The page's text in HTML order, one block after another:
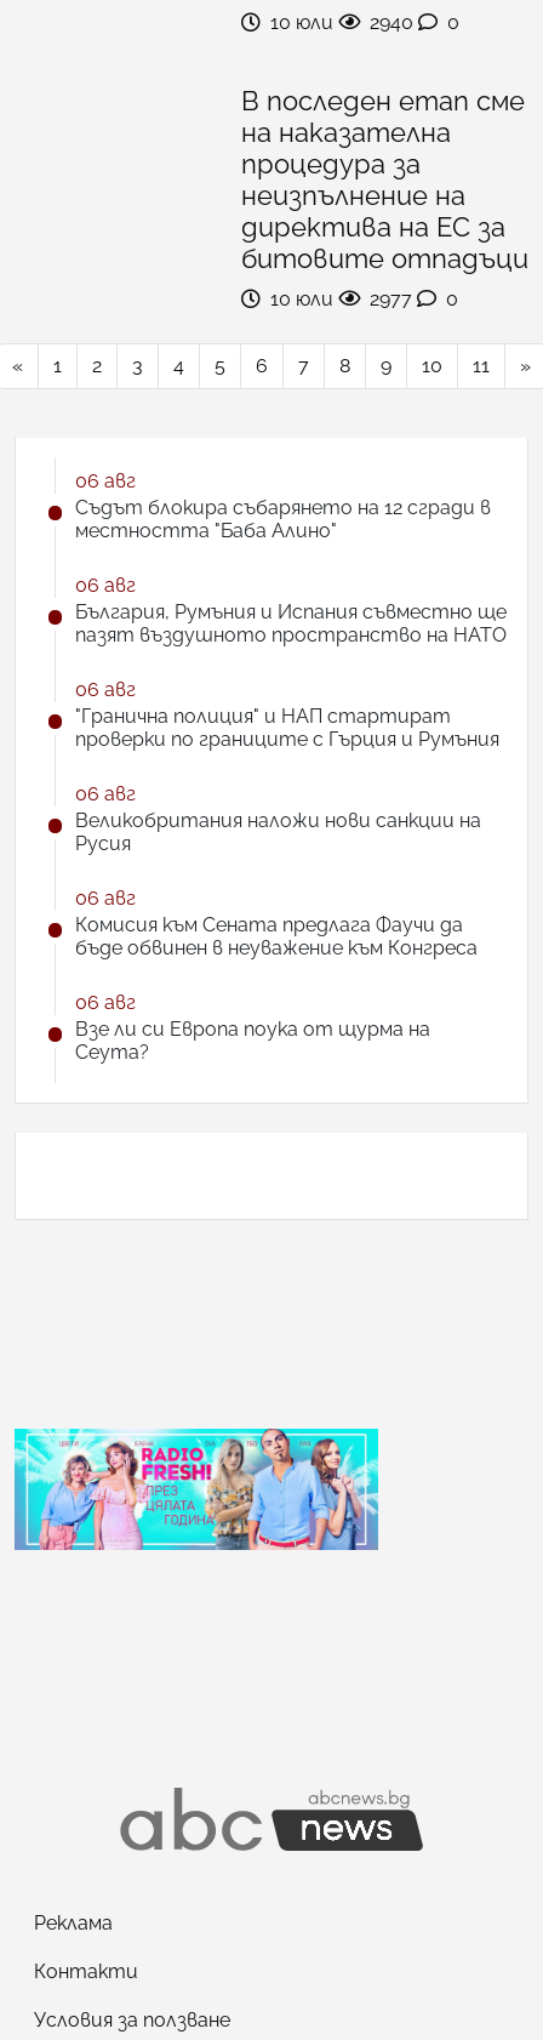
10 юли 2940 0
В последен етап сме
на наказателна
процедура за
неизпълнение на
директива на ЕС за
битовите отпадъци
10 юли 2977 0
« 1 2 3 4 5 6 7 8 9 10 11 »
06 авг
Съдът блокира събарянето на 12 сгради в
местността "Баба Алино"
06 авг
България, Румъния и Испания съвместно ще
пазят въздушното пространство на НАТО
06 авг
"Гранична полиция" и НАП стартират
проверки по границите с Гърция и Румъния
06 авг
Великобритания наложи нови санкции на
Русия
06 авг
Комисия към Сената предлага Фаучи да
бъде обвинен в неуважение към Конгреса
06 авг
Взе ли си Европа поука от щурма на
Сеута?
Реклама
Контакти
Условия за ползване